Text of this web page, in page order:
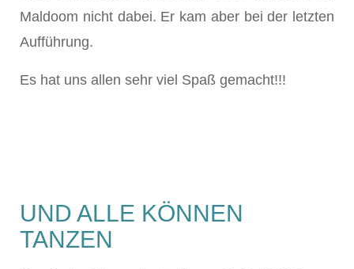
Maldoom nicht dabei. Er kam aber bei der letzten
Aufführung.
Es hat uns allen sehr viel Spaß gemacht!!!
UND ALLE KÖNNEN
TANZEN